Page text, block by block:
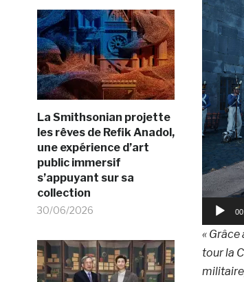
La Smithsonian projette
les rêves de Refik Anadol,
une expérience d’art
public immersif
s’appuyant sur sa
collection
30/06/2026
«
tour la